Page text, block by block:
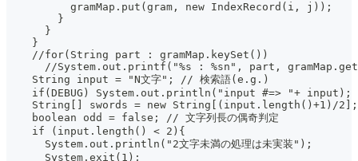
          gramMap.put(gram, new IndexRecord(i, j));
        }
      }
    }
    //for(String part : gramMap.keySet())
//System.out.printf("%s : %sn", part,
    String input = "N文字"; // 検索語(e.g.)
    if(DEBUG) System.out.println("input #=> "+ input);
    String[] swords = new String[(input.length()+1)/2];
    boolean odd = false; // 文字列長の偶奇判定
    if (input.length() < 2){
      System.out.println("2文字未満の処理は未実装");
      System.exit(1);